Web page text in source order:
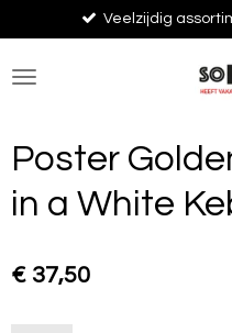
direct
naar
de
Veelzijdig
Poster
in a White
€ 37,50